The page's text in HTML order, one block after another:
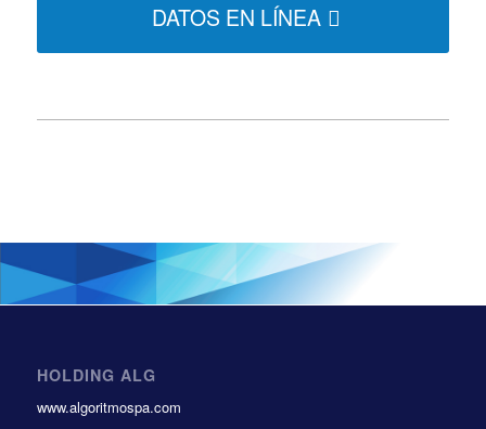
DATOS EN LÍNEA
HOLDING ALG
www.algoritmospa.com